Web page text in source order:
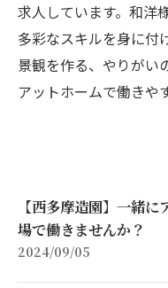
求人しています。和洋
多彩なスキルを身に付
景観を作る、やりがい
アットホームで働きや
【西多摩造園】一緒
場で働きませんか？
2024/09/05